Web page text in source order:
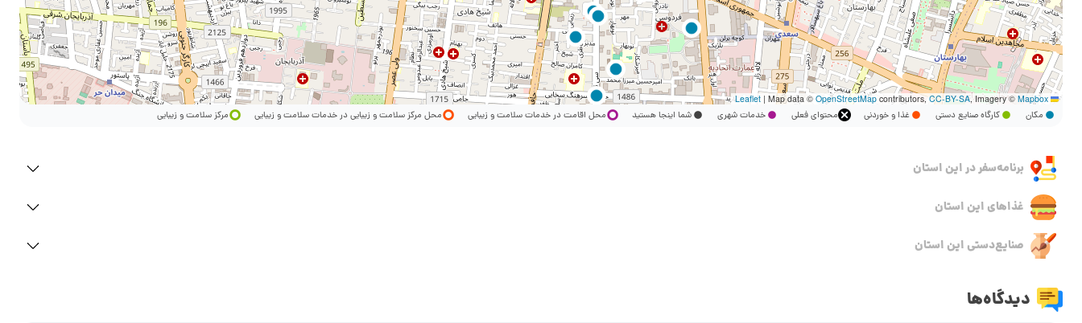
Leaflet
| Map data © OpenStreetMapcontributors,CC-BY-SA, Imagery © Mapbox
مکان کارگاه صنایع دستی غذا و خوردنی محتوای فعلی خدمات شهری شما اینجا هستید محل اقامت در خدمات سلامت و زیبایی محل مرکز سلامت و زیبایی در خدمات سلامت و زیبایی مرکز سلامت و زیبایی
برنامه‌سفر‌ در این استان
غذاهای این استان
صنایع‌دستی این استان
دیدگاه‌ها